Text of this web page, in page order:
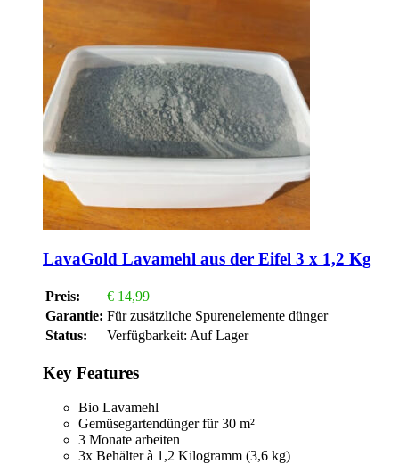
LavaGold Lavamehl aus der Eifel 3 x 1,2 Kg
Preis: € 14,99
Garantie: Für zusätzliche Spurenelemente dünger
Status:
Verfügbarkeit: Auf Lager
Key Features
Bio Lavamehl
Gemüsegartendünger für 30 m²
3 Monate arbeiten
3x Behälter à 1,2 Kilogramm (3,6 kg)